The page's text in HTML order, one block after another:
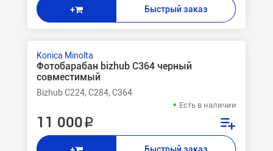
+ Быстрый заказ
Konica Minolta
Фотобарабан bizhub C364 черный
совместимый
Bizhub C224, C284, C364
Есть в наличии
11 000 ₽
Быстрый заказ